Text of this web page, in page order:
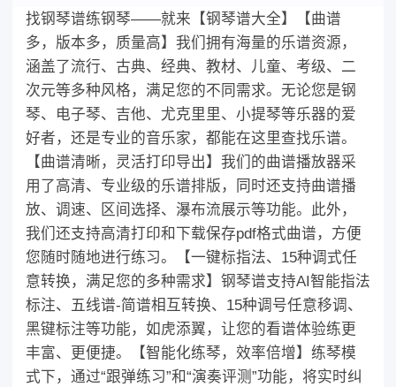
找钢琴谱练钢琴——就来【钢琴谱大全】【曲谱
多，版本多，质量高】我们拥有海量的乐谱资源，
涵盖了流行、古典、经典、教材、儿童、考级、二
次元等多种风格，满足您的不同需求。无论您是钢
琴、电子琴、吉他、尤克里里、小提琴等乐器的爱
好者，还是专业的音乐家，都能在这里查找乐谱。
【曲谱清晰，灵活打印导出】我们的曲谱播放器采
用了高清、专业级的乐谱排版，同时还支持曲谱播
放、调速、区间选择、瀑布流展示等功能。此外，
我们还支持高清打印和下载保存pdf格式曲谱，方便
您随时随地进行练习。【一键标指法、15种调式任
意转换，满足您的多种需求】钢琴谱支持AI智能指法
标注、五线谱-简谱相互转换、15种调号任意移调、
黑键标注等功能，如虎添翼，让您的看谱体验练更
丰富、更便捷。【智能化练琴，效率倍增】练琴模
式下，通过“跟弹练习”和“演奏评测”功能，将实时纠